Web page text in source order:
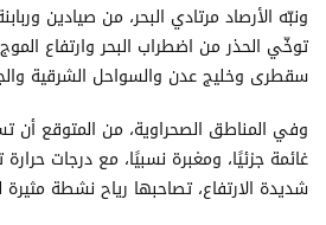
ونبّه الأرصاد مرتادي البحر، من صيادين
توخّي الحذر من اضطراب البحر وارتفاع
سقطرى وخليج عدن والسواحل الشرقية
وفي المناطق الصحراوية، من المتوقع أن
غائمة جزئيًا، ومغبرة نسبيًا، مع درجات
شديدة الارتفاع، تصاحبها رياح نشطة مثيرة